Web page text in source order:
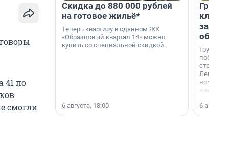
41 по
смогли
Скидка до 880 000 рублей
на готовое жильё*
Теперь квартиру в сданном ЖК
«Образцовый квартал 14» можно
купить со специальной скидкой.
6 августа, 18:00
Группа
области».
6